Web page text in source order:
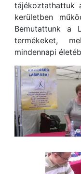
tájékoztathattuk
kerületben
Bemutattunk a
termékeket,
mindennapi